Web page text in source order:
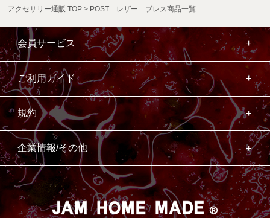
アクセサリー通販 TOP POST レザー ブレス商品一覧
会員サービス
ご利用ガイド
規約
企業情報/その他